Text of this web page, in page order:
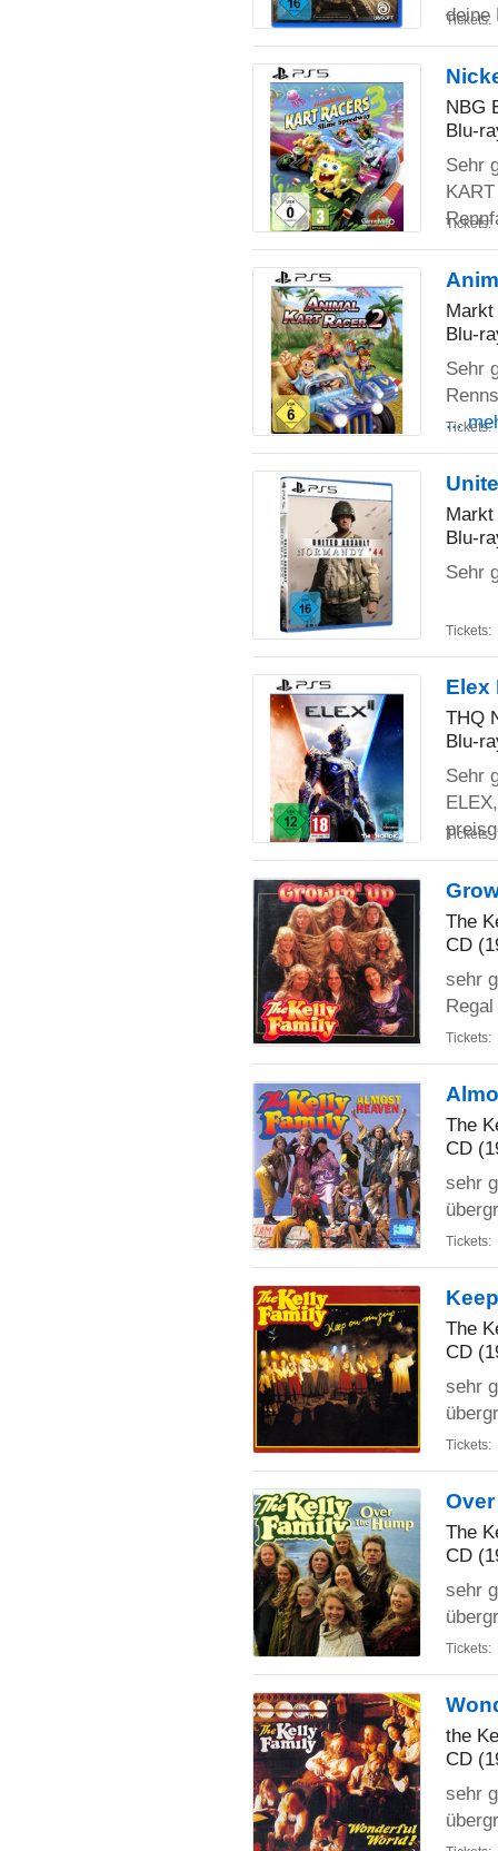
deine
Tickets:
NBG
Blu-
Sehr
Tickets:
Markt
Blu-
Sehr
...
Tickets:
Markt
Blu-
Sehr
Tickets:
Elex
THQ
Blu-
Sehr
Tickets:
The
CD
sehr
Tickets:
The
CD
sehr
Tickets:
The
CD
sehr
Tickets:
The
CD
sehr
Tickets:
the
CD
sehr